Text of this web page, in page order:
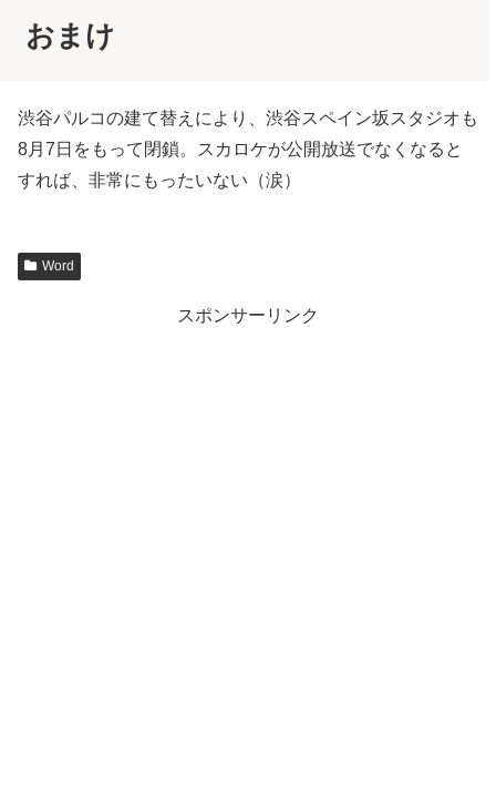
おまけ
渋谷パルコの建て替えにより、渋谷スペイン坂スタジオも
8月7日をもって閉鎖。スカロケが公開放送でなくなると
すれば、非常にもったいない（涙）
Word
スポンサーリンク